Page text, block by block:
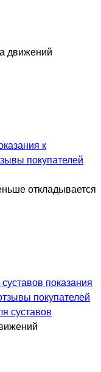
движений
откладывается
суставов